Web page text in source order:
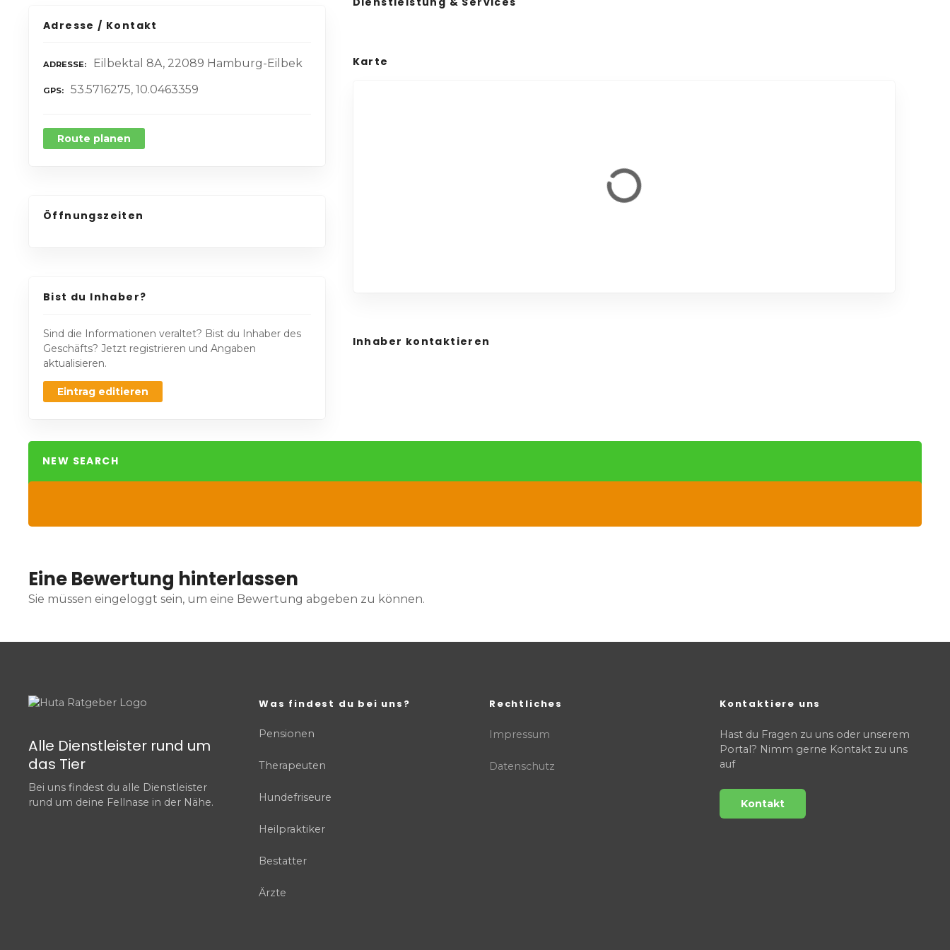
Adresse / Kontakt
ADRESSE Eilbektal 8A, 22089 Hamburg-Eilbek
GPS 53.5716275, 10.0463359
Route planen
Öffnungszeiten
Bist du Inhaber?
Sind die Informationen veraltet? Bist du Inhaber des
Geschäfts? Jetzt registrieren und Angaben
aktualisieren.
Eintrag editieren
Karte
Inhaber kontaktieren
NEW SEARCH
Eine Bewertung hinterlassen
Sie müssen eingeloggt sein, um eine Bewertung abgeben zu können.
Alle Dienstleister rund um
das Tier
Bei uns findest du alle Dienstleister
rund um deine Fellnase in der Nähe.
Was findest du bei uns?
Pensionen
Therapeuten
Hundefriseure
Heilpraktiker
Bestatter
Ärzte
Rechtliches
Impressum
Datenschutz
Kontaktiere uns
Hast du Fragen zu uns oder unserem
Portal? Nimm gerne Kontakt zu uns
auf
Kontakt